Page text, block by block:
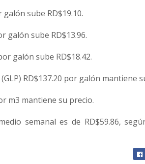
sube RD$19.10.
galón sube RD$13.96.
galón sube RD$18.42.
RD$137.20 por galón mantiene
m3 mantiene su precio.
semanal es de RD$59.86,